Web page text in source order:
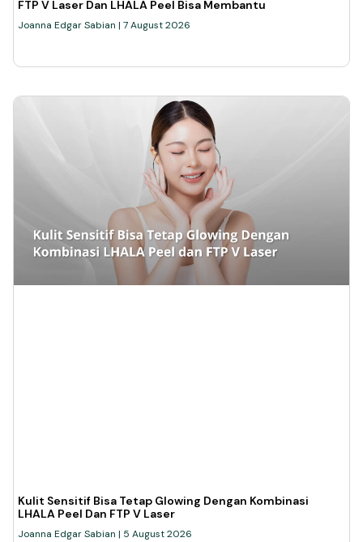
FTP V Laser Dan LHALA Peel Bisa Membantu
Joanna Edgar Sabian 7 August 2026
Kulit Sensitif Bisa Tetap Glowing Dengan Kombinasi
LHALA Peel Dan FTP V Laser
Joanna Edgar Sabian 5 August 2026